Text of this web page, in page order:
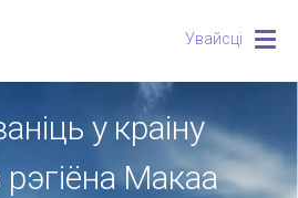
Увайсці
у краіну
рэгіёна Макаа